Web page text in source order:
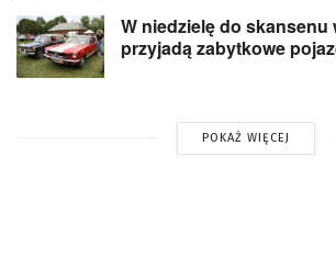
W niedzielę do skansenu
przyjadą zabytkowe
POKAŻ WIĘCEJ